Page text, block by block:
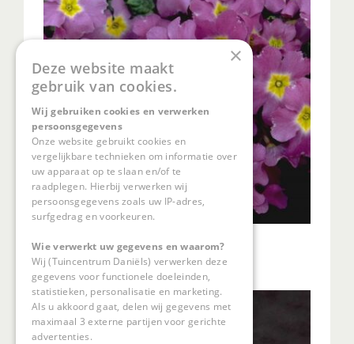
Primula 'Lize Green'
×
Deze website maakt
gebruik van cookies.
Wij gebruiken cookies en verwerken
persoonsgegevens
Onze website gebruikt cookies en
vergelijkbare technieken om informatie over
uw apparaat op te slaan en/of te
raadplegen. Hierbij verwerken wij
persoonsgegevens zoals uw IP-adres,
surfgedrag en voorkeuren.
Wie verwerkt uw gegevens en waarom?
Wij (Tuincentrum Daniëls) verwerken deze
gegevens voor functionele doeleinden,
statistieken, personalisatie en marketing.
Als u akkoord gaat, delen wij gegevens met
maximaal 3 externe partijen voor gerichte
advertenties.